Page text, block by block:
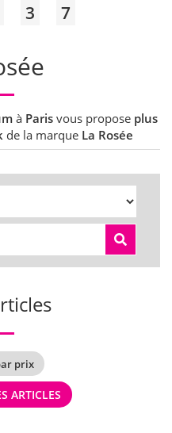
3 7
à Paris vous propose plus
de la marque La Rosée
prix
ARTICLES